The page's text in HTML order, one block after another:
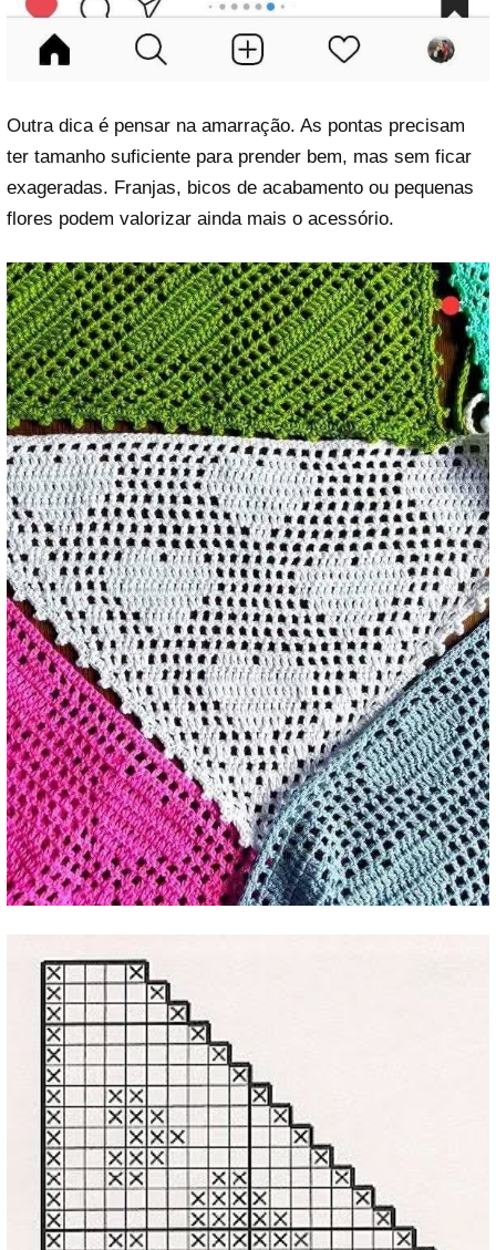
Outra dica é pensar na amarração. As pontas precisam
ter tamanho suficiente para prender bem, mas sem ficar
exageradas. Franjas, bicos de acabamento ou pequenas
flores podem valorizar ainda mais o acessório.